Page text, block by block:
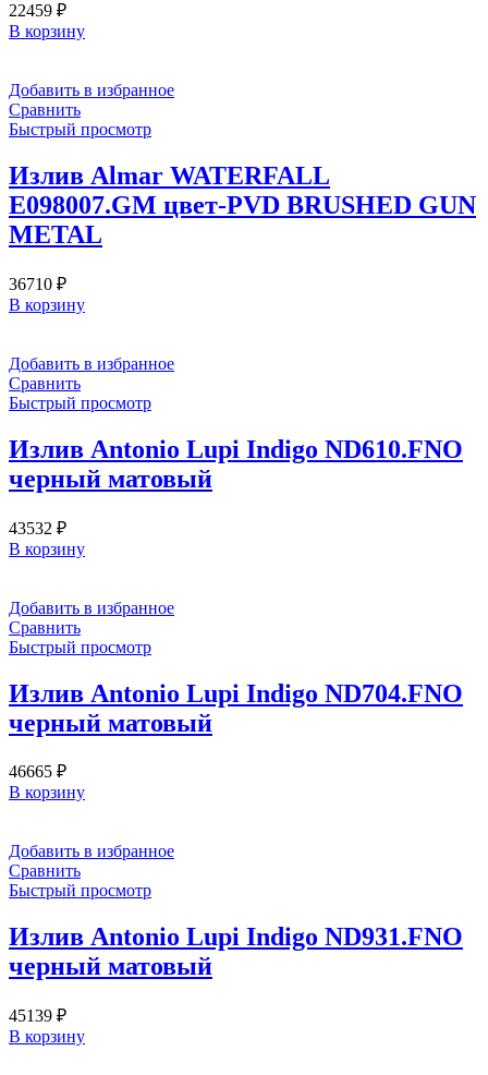
22459 ₽
В корзину
Добавить в избранное
Сравнить
Быстрый просмотр
Излив Almar WATERFALL
E098007.GM цвет-PVD BRUSHED GUN
METAL
36710 ₽
В корзину
Добавить в избранное
Сравнить
Быстрый просмотр
Излив Antonio Lupi Indigo ND610.FNO
черный матовый
43532 ₽
В корзину
Добавить в избранное
Сравнить
Быстрый просмотр
Излив Antonio Lupi Indigo ND704.FNO
черный матовый
46665 ₽
В корзину
Добавить в избранное
Сравнить
Быстрый просмотр
Излив Antonio Lupi Indigo ND931.FNO
черный матовый
45139 ₽
В корзину